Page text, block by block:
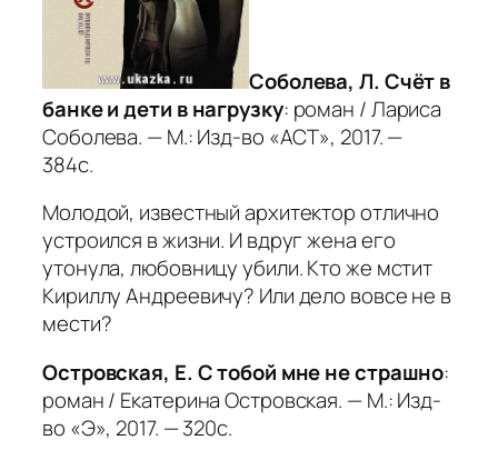
Соболева, Л. Счёт в
банке и дети в нагрузку: роман / Лариса
Соболева. — М.: Изд-во «АСТ», 2017. —
384с.
Молодой, известный архитектор отлично
устроился в жизни. И вдруг жена его
утонула, любовницу убили. Кто же мстит
Кириллу Андреевичу? Или дело вовсе не в
мести?
Островская, Е. С тобой мне не страшно:
роман / Екатерина Островская. — М.: Изд-
во «Э», 2017. — 320с.